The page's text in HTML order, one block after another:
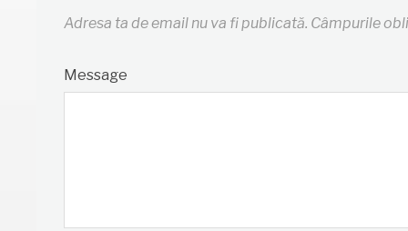
Adresa ta de email nu va fi publicată. Câmpurile
Message